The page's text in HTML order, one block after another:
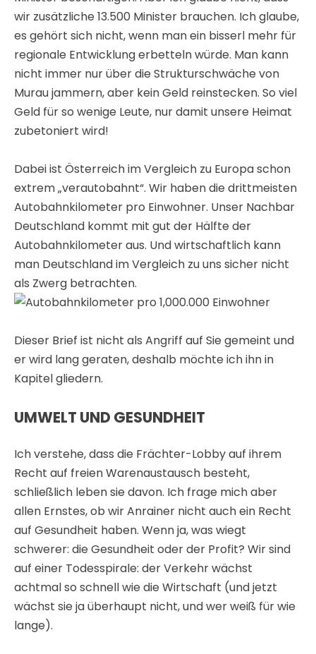
wir zusätzliche 13.500 Minister brauchen. Ich glaube,
es gehört sich nicht, wenn man ein bisserl mehr für
regionale Entwicklung erbetteln würde. Man kann
nicht immer nur über die Strukturschwäche von
Murau jammern, aber kein Geld reinstecken. So viel
Geld für so wenige Leute, nur damit unsere Heimat
zubetoniert wird!
Dabei ist Österreich im Vergleich zu Europa schon
extrem „verautobahnt“. Wir haben die drittmeisten
Autobahnkilometer pro Einwohner. Unser Nachbar
Deutschland kommt mit gut der Hälfte der
Autobahnkilometer aus. Und wirtschaftlich kann
man Deutschland im Vergleich zu uns sicher nicht
als Zwerg betrachten.
Dieser Brief ist nicht als Angriff auf Sie gemeint und
er wird lang geraten, deshalb möchte ich ihn in
Kapitel gliedern.
UMWELT UND GESUNDHEIT
Ich verstehe, dass die Frächter-Lobby auf ihrem
Recht auf freien Warenaustausch besteht,
schließlich leben sie davon. Ich frage mich aber
allen Ernstes, ob wir Anrainer nicht auch ein Recht
auf Gesundheit haben. Wenn ja, was wiegt
schwerer: die Gesundheit oder der Profit? Wir sind
auf einer Todesspirale: der Verkehr wächst
achtmal so schnell wie die Wirtschaft (und jetzt
wächst sie ja überhaupt nicht, und wer weiß für wie
lange).